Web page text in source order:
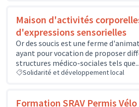
Maison d'activités
d'expressions sensorielles
Or des soucis est une ferme
ayant pour vocation de proposer
structures médico-sociales tels que...
Solidarité et développement local
Formation SRAV Permis